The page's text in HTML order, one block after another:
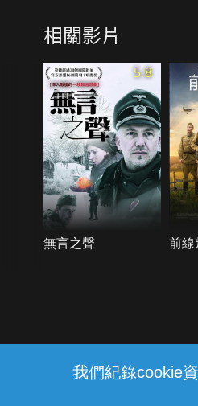
我們紀錄cookie
相關影片
5.8
無言之聲 前線